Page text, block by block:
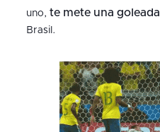
uno, te mete una goleada
Brasil.